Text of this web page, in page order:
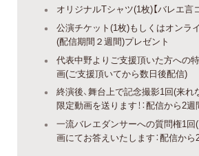
オリジナルTシャツ(1枚)【バレエ言
公演チケット(1枚)もしくはオンラ
(配信期間２週間)プレゼント
代表中野よりご支援頂いた方への
画(ご支援頂いてから数日後配信)
終演後、舞台上で記念撮影1回(来
限定動画を送ります！：配信から2週
一流バレエダンサーへの質問権1回
画にてお答えいたします：配信から